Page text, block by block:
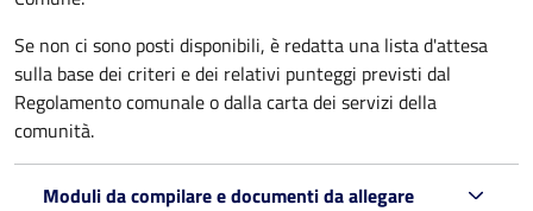
Se non ci sono posti disponibili, è redatta una lista d'attesa
sulla base dei criteri e dei relativi punteggi previsti dal
Regolamento comunale o dalla carta dei servizi della
comunità.
Moduli da compilare e documenti da allegare